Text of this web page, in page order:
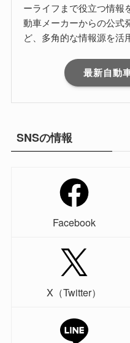
ーライフまで役立つ情報
動車メーカーからの公式
ど、多角的な情報源を活
最新自動
SNSの情報
Facebook
X（Twitter）